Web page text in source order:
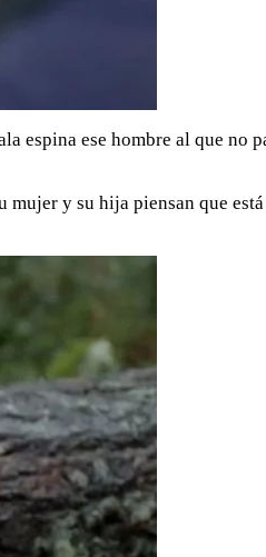
espina ese hombre al que no
y su hija piensan que